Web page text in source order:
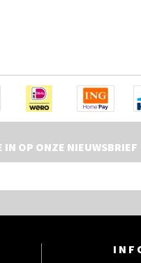
IN OP ONZE NIEUWSBRIEF